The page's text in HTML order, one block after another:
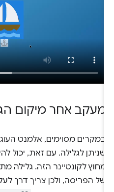
מעקב אחר מיקום
במקרים מסוימים, אלמנט העוגן
שניתן לגלילה. עם זאת, יכול
מחוץ לקונטיינר הזה. גלילה
של הפריסה, ולכן צריך דרך